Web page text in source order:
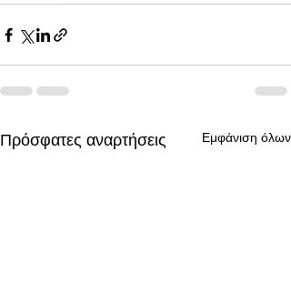
Πρόσφατες αναρτήσεις Εμφάνιση όλων